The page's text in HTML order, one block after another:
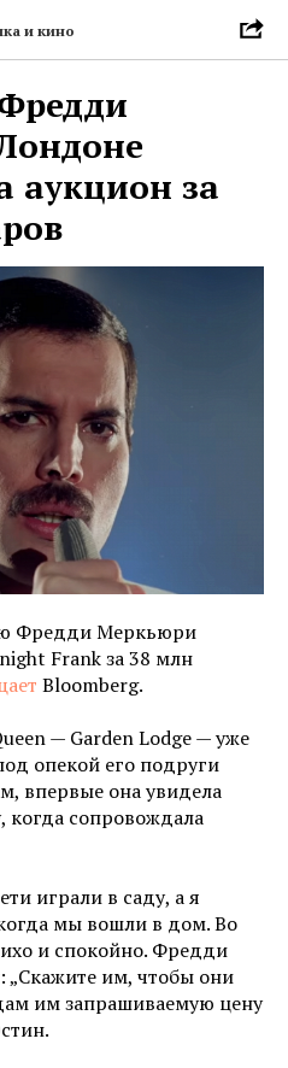
и кино
аукцион за
Фредди Меркьюри
Frank за 38 млн
Bloomberg.
— Garden Lodge — уже
опекой его подруги
впервые она увидела
когда сопровождала
играли в саду, а я
мы вошли в дом. Во
и спокойно. Фредди
„Скажите им, чтобы они
им запрашиваемую цену